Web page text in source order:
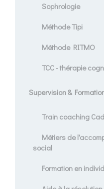
Sophrologie
Méthode Tipi
Méthode RITMO
TCC - thérapie
Supervision &
Train coaching
Métiers de
social
Formation en